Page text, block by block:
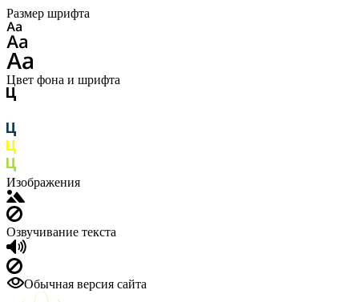
Размер шрифта
Цвет фона и шрифта
Изображения
Озвучивание текста
Обычная версия сайта